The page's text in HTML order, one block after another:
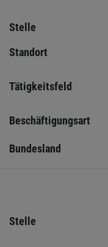
Stelle
Standort
Tätigkeitsfeld
Beschäftigungsart
Bundesland
Stelle